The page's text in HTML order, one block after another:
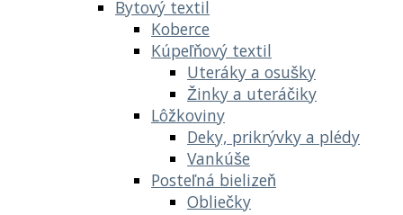
Bytový textil
Koberce
Kúpeľňový textil
Uteráky a osušky
Žinky a uteráčiky
Lôžkoviny
Deky, prikrývky a plédy
Vankúše
Posteľná bielizeň
Obliečky